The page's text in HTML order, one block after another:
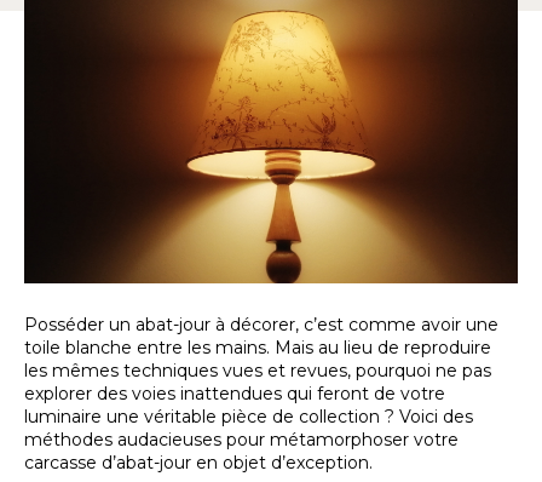
Posséder un abat-jour à décorer, c’est comme avoir une
toile blanche entre les mains. Mais au lieu de reproduire
les mêmes techniques vues et revues, pourquoi ne pas
explorer des voies inattendues qui feront de votre
luminaire une véritable pièce de collection ? Voici des
méthodes audacieuses pour métamorphoser votre
carcasse d’abat-jour en objet d’exception.